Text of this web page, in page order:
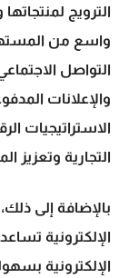
الترويج
واسع من
التواصل
والإعلانات
الاستراتيجيات
التجارية وتعزيز
بالإضافة إلى
الإلكترونية
الإلكترونية